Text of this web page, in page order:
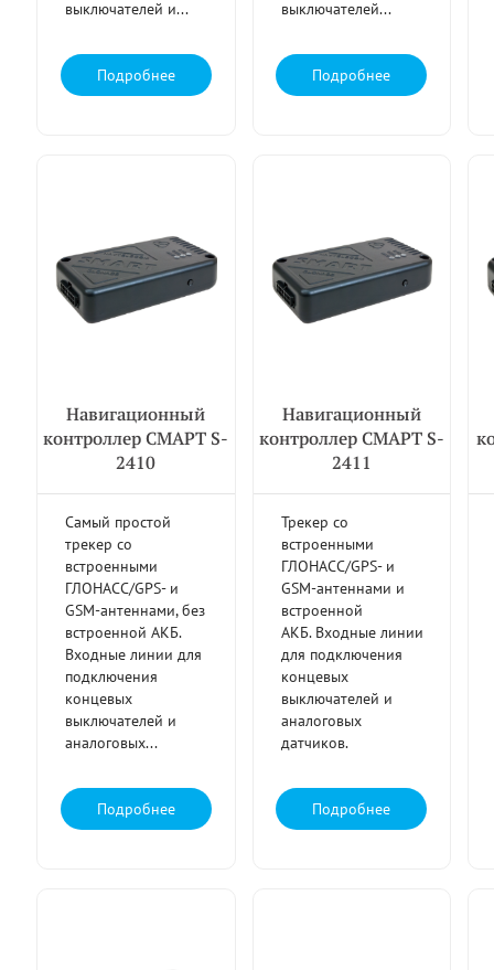
выключателей и...
Подробнее
выключателей...
Подробнее
Навигационный
контроллер СМАРТ S-
2410
Самый простой
трекер со
встроенными
ГЛОНАСС/GPS- и
GSM-антеннами, без
встроенной АКБ.
Входные линии для
подключения
концевых
выключателей и
аналоговых...
Подробнее
Навигационный
контроллер СМАРТ S-
2411
Трекер со
встроенными
ГЛОНАСС/GPS- и
GSM-антеннами и
встроенной
АКБ. Входные линии
для подключения
концевых
выключателей и
аналоговых
датчиков.
Подробнее